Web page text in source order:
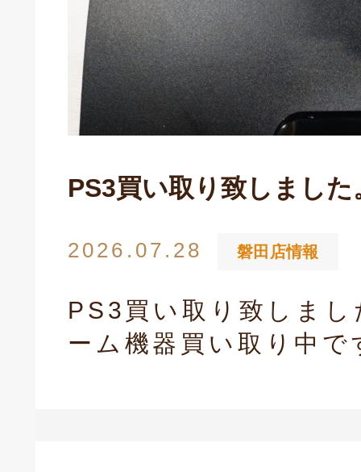
PS3買い取り致しました
2026.07.28 磐田店情報
PS3買い取り致しま
ーム機器買い取り中で